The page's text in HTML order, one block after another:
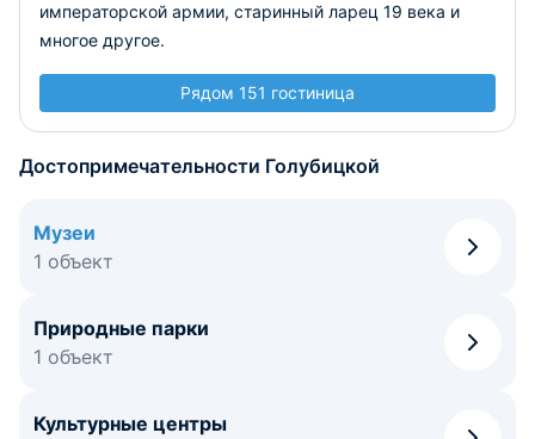
императорской армии, старинный ларец 19 века и
многое другое.
Рядом 151 гостиница
Достопримечательности Голубицкой
Музеи
1 объект
Природные парки
1 объект
Культурные центры